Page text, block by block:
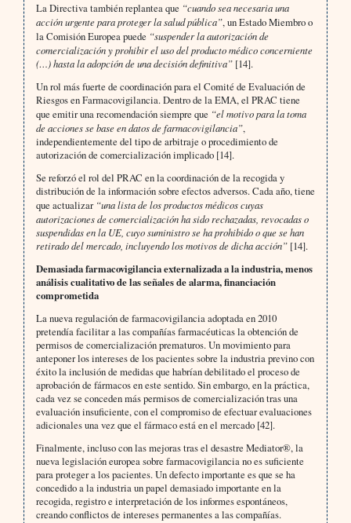
La Directiva también replantea que “cuando sea necesaria una
acción urgente para proteger la salud pública”, un Estado Miembro o
la Comisión Europea puede “suspender la autorización de
comercialización y prohibir el uso del producto médico concerniente
(…) hasta la adopción de una decisión definitiva”[14].
Un rol más fuerte de coordinación para el Comité de Evaluación de
Riesgos en Farmacovigilancia. Dentro de la EMA, el PRAC tiene
que emitir una recomendación siempre que “el motivo para la toma
de acciones se base en datos de farmacovigilancia”,
independientemente del tipo de arbitraje o procedimiento de
autorización de comercialización implicado [14].
Se reforzó el rol del PRAC en la coordinación de la recogida y
distribución de la información sobre efectos adversos. Cada año, tiene
que actualizar “una lista de los productos médicos cuyas
autorizaciones de comercialización ha sido rechazadas, revocadas o
suspendidas en la UE, cuyo suministro se ha prohibido o que se han
retirado del mercado, incluyendo los motivos de dicha acción”[14].
Demasiada farmacovigilancia externalizada a la industria, menos
análisis cualitativo de las señales de alarma, financiación
comprometida
La nueva regulación de farmacovigilancia adoptada en 2010
pretendía facilitar a las compañías farmacéuticas la obtención de
permisos de comercialización prematuros. Un movimiento para
anteponer los intereses de los pacientes sobre la industria previno con
éxito la inclusión de medidas que habrían debilitado el proceso de
aprobación de fármacos en este sentido. Sin embargo, en la práctica,
cada vez se conceden más permisos de comercialización tras una
evaluación insuficiente, con el compromiso de efectuar evaluaciones
adicionales una vez que el fármaco está en el mercado [42].
Finalmente, incluso con las mejoras tras el desastre Mediator®, la
nueva legislación europea sobre farmacovigilancia no es suficiente
para proteger a los pacientes. Un defecto importante es que se ha
concedido a la industria un papel demasiado importante en la
recogida, registro e interpretación de los informes espontáneos,
creando conflictos de intereses permanentes a las compañías.